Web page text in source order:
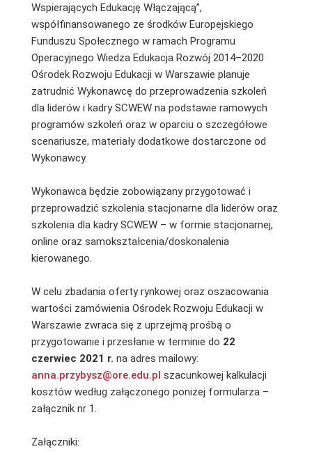
Wspierających Edukację Włączającą”,
współfinansowanego ze środków Europejskiego
Funduszu Społecznego w ramach Programu
Operacyjnego Wiedza Edukacja Rozwój 2014–2020
Ośrodek Rozwoju Edukacji w Warszawie planuje
zatrudnić Wykonawcę do przeprowadzenia szkoleń
dla liderów i kadry SCWEW na podstawie ramowych
programów szkoleń oraz w oparciu o szczegółowe
scenariusze, materiały dodatkowe dostarczone od
Wykonawcy.
Wykonawca będzie zobowiązany przygotować i
przeprowadzić szkolenia stacjonarne dla liderów oraz
szkolenia dla kadry SCWEW – w formie stacjonarnej,
online oraz samokształcenia/doskonalenia
kierowanego.
W celu zbadania oferty rynkowej oraz oszacowania
wartości zamówienia Ośrodek Rozwoju Edukacji w
Warszawie zwraca się z uprzejmą prośbą o
przygotowanie i przesłanie w terminie do 22
czerwiec 2021 r. na adres mailowy:
anna.przybysz@ore.edu.pl szacunkowej kalkulacji
kosztów według załączonego poniżej formularza –
załącznik nr 1.
Załączniki: